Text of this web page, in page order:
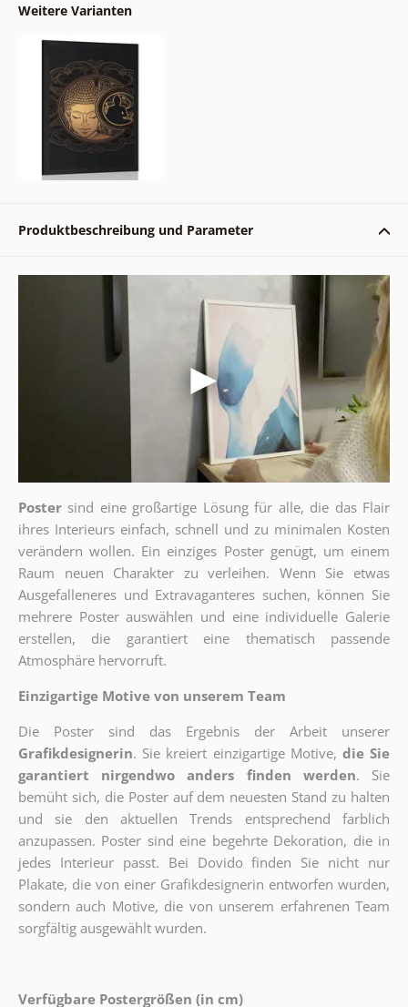
Weitere Varianten
Produktbeschreibung und Parameter
Poster sind eine großartige Lösung für alle, die das Flair
ihres Interieurs einfach, schnell und zu minimalen Kosten
verändern wollen. Ein einziges Poster genügt, um einem
Raum neuen Charakter zu verleihen. Wenn Sie etwas
Ausgefalleneres und Extravaganteres suchen, können Sie
mehrere Poster auswählen und eine individuelle Galerie
erstellen, die garantiert eine thematisch passende
Atmosphäre hervorruft.
Einzigartige Motive von unserem Team
Die Poster sind das Ergebnis der Arbeit unserer
Grafikdesignerin. Sie kreiert einzigartige Motive, die Sie
garantiert nirgendwo anders finden werden. Sie
bemüht sich, die Poster auf dem neuesten Stand zu halten
und sie den aktuellen Trends entsprechend farblich
anzupassen. Poster sind eine begehrte Dekoration, die in
jedes Interieur passt. Bei Dovido finden Sie nicht nur
Plakate, die von einer Grafikdesignerin entworfen wurden,
sondern auch Motive, die von unserem erfahrenen Team
sorgfältig ausgewählt wurden.
Verfügbare Postergrößen (in cm)